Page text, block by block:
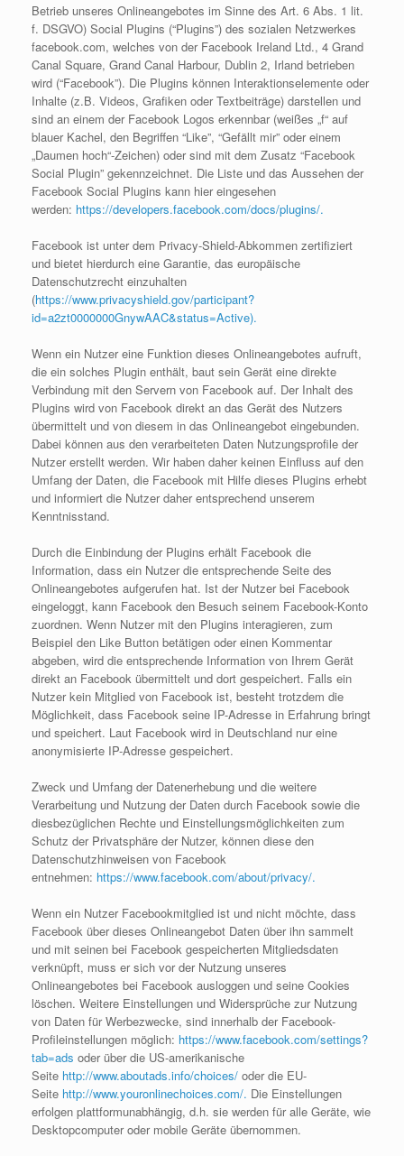
Betrieb unseres Onlineangebotes im Sinne des Art. 6 Abs. 1 lit.
f. DSGVO) Social Plugins (“Plugins”) des sozialen Netzwerkes
facebook.com, welches von der Facebook Ireland Ltd., 4 Grand
Canal Square, Grand Canal Harbour, Dublin 2, Irland betrieben
wird (“Facebook”). Die Plugins können Interaktionselemente oder
Inhalte (z.B. Videos, Grafiken oder Textbeiträge) darstellen und
sind an einem der Facebook Logos erkennbar (weißes „f“ auf
blauer Kachel, den Begriffen “Like”, “Gefällt mir” oder einem
„Daumen hoch“-Zeichen) oder sind mit dem Zusatz “Facebook
Social Plugin” gekennzeichnet. Die Liste und das Aussehen der
Facebook Social Plugins kann hier eingesehen
werden: https://developers.facebook.com/docs/plugins/.
Facebook ist unter dem Privacy-Shield-Abkommen zertifiziert
und bietet hierdurch eine Garantie, das europäische
Datenschutzrecht einzuhalten
(https://www.privacyshield.gov/participant?
id=a2zt0000000GnywAAC&status=Active).
Wenn ein Nutzer eine Funktion dieses Onlineangebotes aufruft,
die ein solches Plugin enthält, baut sein Gerät eine direkte
Verbindung mit den Servern von Facebook auf. Der Inhalt des
Plugins wird von Facebook direkt an das Gerät des Nutzers
übermittelt und von diesem in das Onlineangebot eingebunden.
Dabei können aus den verarbeiteten Daten Nutzungsprofile der
Nutzer erstellt werden. Wir haben daher keinen Einfluss auf den
Umfang der Daten, die Facebook mit Hilfe dieses Plugins erhebt
und informiert die Nutzer daher entsprechend unserem
Kenntnisstand.
Durch die Einbindung der Plugins erhält Facebook die
Information, dass ein Nutzer die entsprechende Seite des
Onlineangebotes aufgerufen hat. Ist der Nutzer bei Facebook
eingeloggt, kann Facebook den Besuch seinem Facebook-Konto
zuordnen. Wenn Nutzer mit den Plugins interagieren, zum
Beispiel den Like Button betätigen oder einen Kommentar
abgeben, wird die entsprechende Information von Ihrem Gerät
direkt an Facebook übermittelt und dort gespeichert. Falls ein
Nutzer kein Mitglied von Facebook ist, besteht trotzdem die
Möglichkeit, dass Facebook seine IP-Adresse in Erfahrung bringt
und speichert. Laut Facebook wird in Deutschland nur eine
anonymisierte IP-Adresse gespeichert.
Zweck und Umfang der Datenerhebung und die weitere
Verarbeitung und Nutzung der Daten durch Facebook sowie die
diesbezüglichen Rechte und Einstellungsmöglichkeiten zum
Schutz der Privatsphäre der Nutzer, können diese den
Datenschutzhinweisen von Facebook
entnehmen: https://www.facebook.com/about/privacy/.
Wenn ein Nutzer Facebookmitglied ist und nicht möchte, dass
Facebook über dieses Onlineangebot Daten über ihn sammelt
und mit seinen bei Facebook gespeicherten Mitgliedsdaten
verknüpft, muss er sich vor der Nutzung unseres
Onlineangebotes bei Facebook ausloggen und seine Cookies
löschen. Weitere Einstellungen und Widersprüche zur Nutzung
von Daten für Werbezwecke, sind innerhalb der Facebook-
Profileinstellungen möglich: https://www.facebook.com/settings?
tab=ads oder über die US-amerikanische
Seite http://www.aboutads.info/choices/ oder die EU-
Seite http://www.youronlinechoices.com/. Die Einstellungen
erfolgen plattformunabhängig, d.h. sie werden für alle Geräte, wie
Desktopcomputer oder mobile Geräte übernommen.